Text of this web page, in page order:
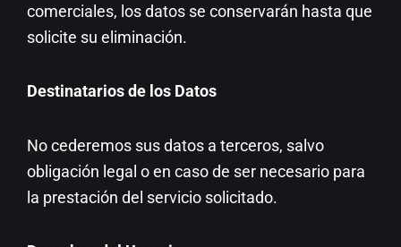
comerciales, los datos se conservarán hasta que
solicite su eliminación.
Destinatarios de los Datos
No cederemos sus datos a terceros, salvo
obligación legal o en caso de ser necesario para
la prestación del servicio solicitado.